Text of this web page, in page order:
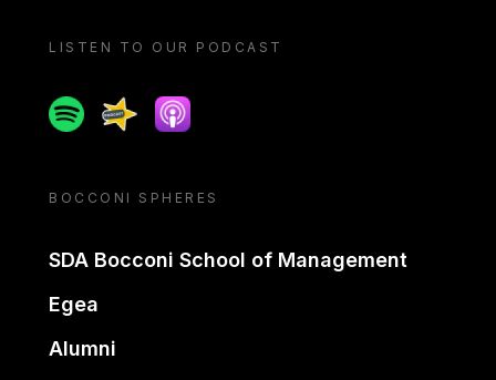
LISTEN TO OUR PODCAST
SpotifySpreakerApple podcast
BOCCONI SPHERES
SDA Bocconi School of Management
Egea
Alumni